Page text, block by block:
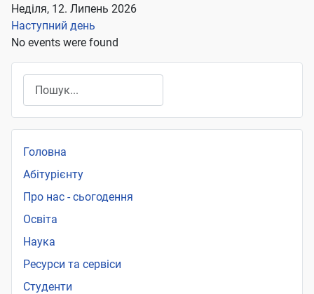
Неділя, 12. Липень 2026
Наступний день
No events were found
Головна
Абітурієнту
Про нас - сьогодення
Освіта
Наука
Ресурси та сервіси
Студенти